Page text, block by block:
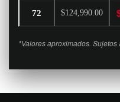
72 $124,990.00
*Valores aproximados.